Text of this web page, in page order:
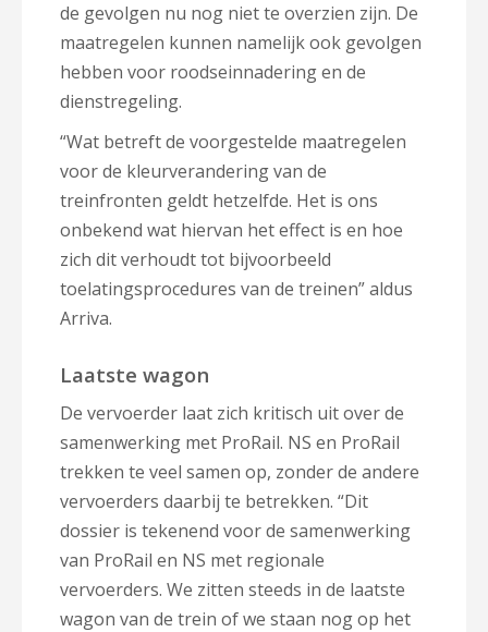
de gevolgen nu nog niet te overzien zijn. De
maatregelen kunnen namelijk ook gevolgen
hebben voor roodseinnadering en de
dienstregeling.
“Wat betreft de voorgestelde maatregelen
voor de kleurverandering van de
treinfronten geldt hetzelfde. Het is ons
onbekend wat hiervan het effect is en hoe
zich dit verhoudt tot bijvoorbeeld
toelatingsprocedures van de treinen” aldus
Arriva.
Laatste wagon
De vervoerder laat zich kritisch uit over de
samenwerking met ProRail. NS en ProRail
trekken te veel samen op, zonder de andere
vervoerders daarbij te betrekken. “Dit
dossier is tekenend voor de samenwerking
van ProRail en NS met regionale
vervoerders. We zitten steeds in de laatste
wagon van de trein of we staan nog op het